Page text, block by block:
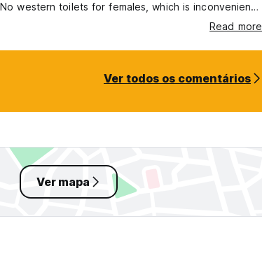
western toilets for females, which is inconvenient
Read more
Ver todos os comentários
Ver mapa